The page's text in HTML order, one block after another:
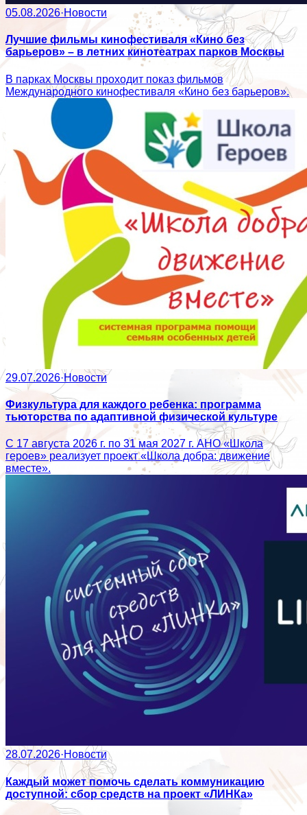
05.08.2026·Новости
Лучшие фильмы кинофестиваля «Кино без
барьеров» – в летних кинотеатрах парков Москвы
В парках Москвы проходит показ фильмов
Международного кинофестиваля «Кино без барьеров».
29.07.2026·Новости
Физкультура для каждого ребенка: программа
тьюторства по адаптивной физической культуре
С 17 августа 2026 г. по 31 мая 2027 г. АНО «Школа
героев» реализует проект «Школа добра: движение
вместе».
28.07.2026·Новости
Каждый может помочь сделать коммуникацию
доступной: сбор средств на проект «ЛИНКа»